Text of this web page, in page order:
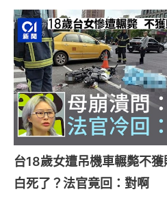
台18歲女遭吊機車輾斃不
白死了？法官竟回：對啊